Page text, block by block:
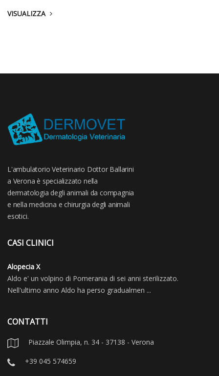
VISUALIZZA
L'ambulatorio Veterinario Dottor Ballarini
a Verona è specializzato nella
dermatologia degli animali da compagnia
e nella medicina e chirurgia degli animali
esotici.
CASI CLINICI
Alopecia X
Aldo e' un volpino di Pomerania di sei anni sterilizzato.
Nell'ultimo anno Aldo ha perso gradualmen ...
CONTATTI
Piazzale Olimpia, n. 34 - 37138 - Verona
+39 045 574659